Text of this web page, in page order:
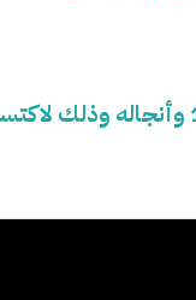
سحب الجنسية المصرية من فلسطيني الأصل عادل عبد الحافظ حسين الخالدي - من مواليد السعودية بتاريخ